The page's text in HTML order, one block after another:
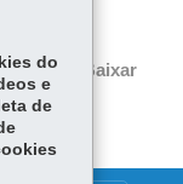
Baixar
do
e
de